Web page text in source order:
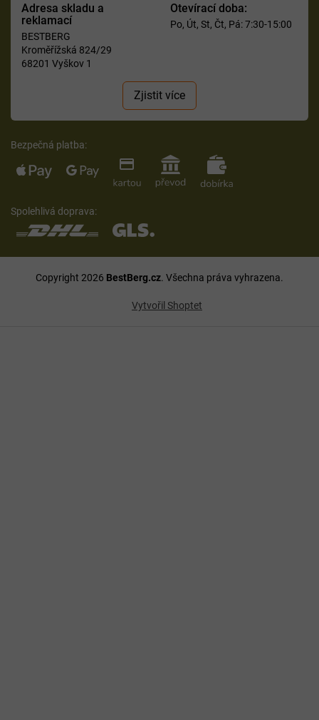
Adresa skladu a
reklamací
BESTBERG
Kroměřížská 824/29
68201 Vyškov 1
Otevírací doba:
Po, Út, St, Čt, Pá: 7:30-15:00
Zjistit více
Bezpečná platba:
Spolehlivá doprava:
Vytvořil Shoptet
Copyright 2026 BestBerg.cz. Všechna práva vyhrazena.